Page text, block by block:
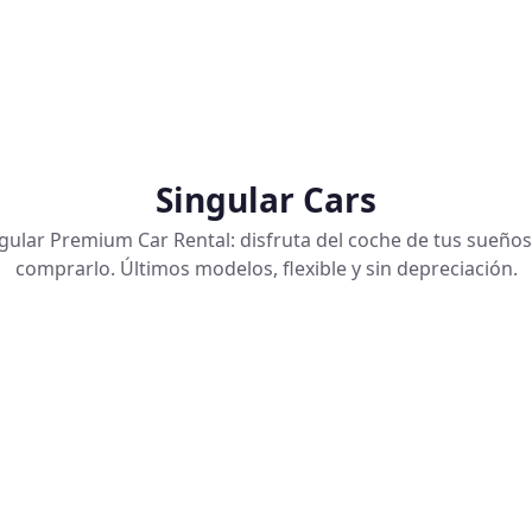
Singular Cars
Premium Car Rental: disfruta del coche de tus
comprarlo. Últimos modelos, flexible y sin depreciación.